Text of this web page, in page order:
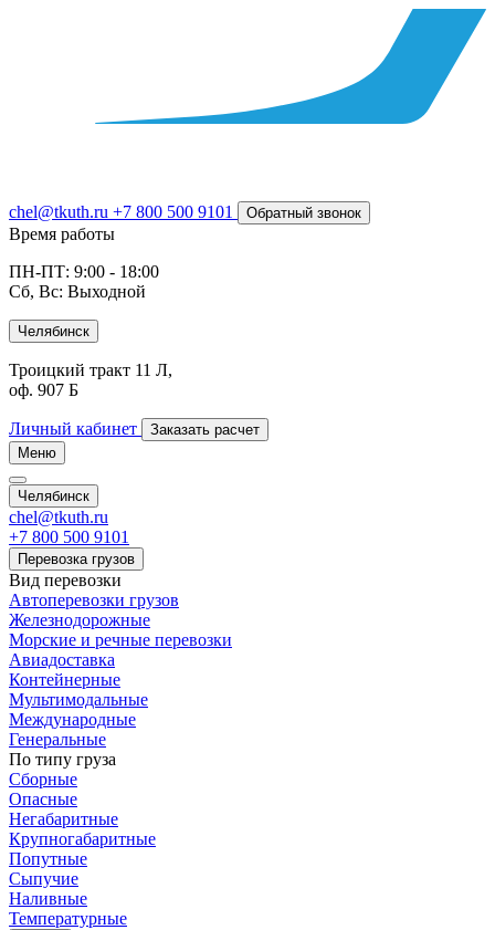
chel@tkuth.ru +7 800 500 9101 Обратный звонок
Время работы
ПН-ПТ: 9:00 - 18:00
Сб, Вс: Выходной
Челябинск
Троицкий тракт 11 Л,
оф. 907 Б
Личный кабинет
Заказать расчет
Меню
Челябинск
chel@tkuth.ru
+7 800 500 9101
Перевозка грузов
Вид перевозки
Автоперевозки грузов
Железнодорожные
Морские и речные перевозки
Авиадоставка
Контейнерные
Мультимодальные
Международные
Генеральные
По типу груза
Сборные
Опасные
Негабаритные
Крупногабаритные
Попутные
Сыпучие
Наливные
Температурные